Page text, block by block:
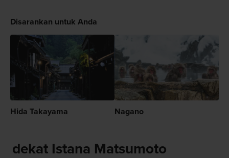
Disarankan untuk Anda
Hida Takayama Nagano
dekat Istana Matsumoto